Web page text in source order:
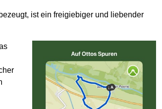
ist ein freigiebiger und liebender